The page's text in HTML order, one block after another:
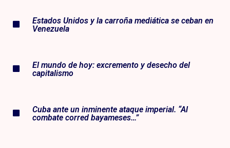
Estados Unidos y la carroña mediática se ceban en
Venezuela
El mundo de hoy: excremento y desecho del
capitalismo
Cuba ante un inminente ataque imperial. “Al
combate corred bayameses…”